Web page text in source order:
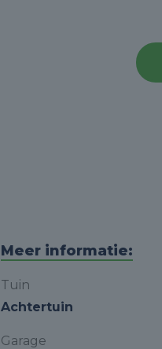
Meer informatie:
Tuin
Achtertuin
Garage